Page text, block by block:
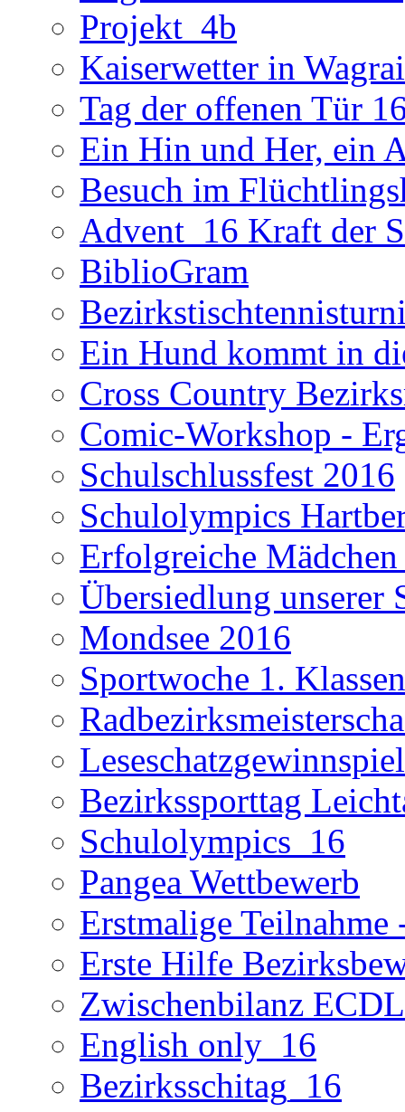
Projekt_4b
Kaiserwetter in
Tag der offenen Tür
Ein Hin und Her, ein
Besuch im
Advent_16 Kraft der
BiblioGram
Ein Hund kommt in
Cross Country
Comic-Workshop -
Schulschlussfest 2016
Schulolympics
Erfolgreiche Mädchen
Übersiedlung unserer
Mondsee 2016
Sportwoche 1.
Bezirkssporttag
Schulolympics_16
Pangea Wettbewerb
Erstmalige Teilnahme
Erste Hilfe
Zwischenbilanz
English only_16
Bezirksschitag_16